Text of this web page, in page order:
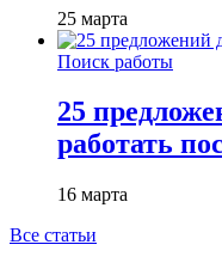
25 марта
Поиск работы
25
работать
16 марта
Все статьи